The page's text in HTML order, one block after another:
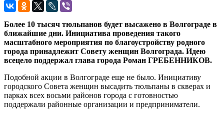
Более 10 тысяч тюльпанов будет высажено в Волгограде в
ближайшие дни. Инициатива проведения такого
масштабного мероприятия по благоустройству родного
города принадлежит Совету женщин Волгограда. Идею
всецело поддержал глава города Роман ГРЕБЕННИКОВ.
Подобной акции в Волгограде еще не было. Инициативу
городского Совета женщин высадить тюльпаны в скверах и
парках всех восьми районов города с готовностью
поддержали районные организации и предприниматели.